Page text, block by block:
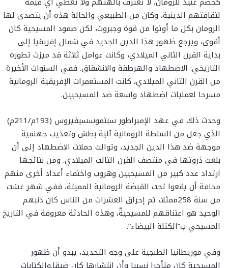
لثقافتهم الدينية، وكان من الطبيعي والحالة هذه أن يتصدى لها
الرومان بكل ما أوتوا من قوة وجبروت، لكن صمود المسيحية كان
أقوى، ويرجع ظهور هذا الدين الجديد في شمال إفريقيا إلى
بداية القرن الثاني الميلادي، وكانت عوامل ثلاثة قد ميزت تطوره
التاريخي: الاضطهاد والهرطقة والانشقاق. ففي السنوات الأخيرة
من القرن الثاني الميلادي، كانت المستعمرات الإفريقية الرومانية
مسرحا لعمليات اضطهاد واسعة ضد المسيحيين.
وحدث ذلك في عهد الإمبراطور سبتموسسيفيروس (193م/211م)
الذي جعل من السلطة الرومانية آلية بطش وتعذيب جهنمية
موجهة ضد هذا الدين الجديد، وتوالت حملات الاضطهاد إلى أن
بلغت ذروتها في منتصف القرن الثالث الميلادي. ومن نتائجها
ارتداد عدد كبير من المسيحيين وهروب واختفاء أعداد أخرى منهم
مخافة أن يقعوا تحت القبضة الرومانية المميتة، ففي شهر غشت
من سنة 258ممثلا، تم إحراق العشرات من الناس كان ذنبهم
الوحيد هو اعتناقهم للمسيحيةّ، وهذه الحادثة معروفة في التاريخ
المسيحي ب”الكتلة البيضاء”.
وفي موريطانيا الطنجية على وجه التحديد، يبدو أن ظهور